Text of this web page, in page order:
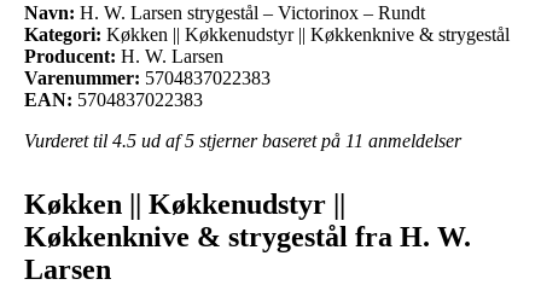
Navn: H. W. Larsen strygestål – Victorinox – Rundt
Kategori: Køkken || Køkkenudstyr || Køkkenknive & strygestål
Producent: H. W. Larsen
Varenummer: 5704837022383
EAN: 5704837022383
Vurderet til 4.5 ud af 5 stjerner baseret på 11 anmeldelser
Køkken || Køkkenudstyr ||
Køkkenknive & strygestål fra H. W.
Larsen